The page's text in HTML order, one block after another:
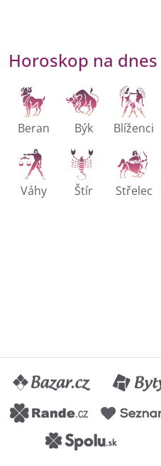
Horoskop na dnes
Beran Býk Blíženci
Váhy Štír Střelec